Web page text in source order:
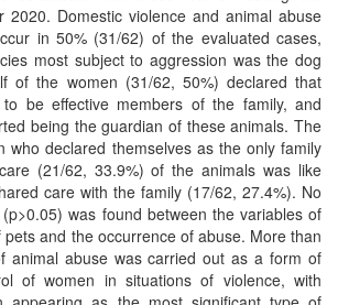
2020. Domestic violence and animal abuse
in 50% (31/62) of the evaluated cases,
most subject to aggression was the dog
of the women (31/62, 50%) declared that
be effective members of the family, and
being the guardian of these animals. The
who declared themselves as the only family
(21/62, 33.9%) of the animals was like
care with the family (17/62, 27.4%). No
was found between the variables of
and the occurrence of abuse. More than
animal abuse was carried out as a form of
of women in situations of violence, with